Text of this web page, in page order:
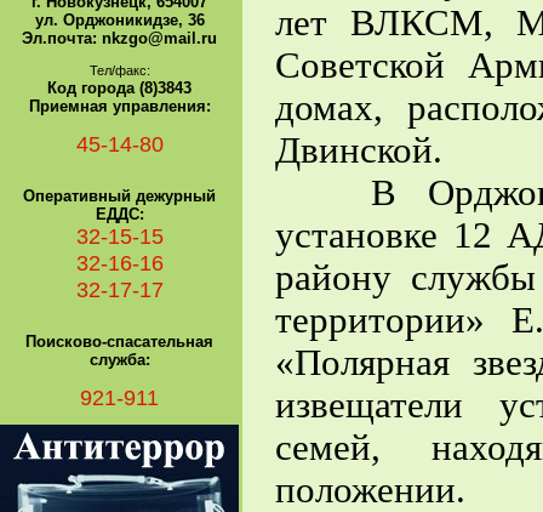
лет ВЛКСМ, М.
Советской
домах,
Двинской.
В
установке 12
району
территории»
«Полярная
извещатели
семей,
положении.
ул. Орджоникидзе, 36
Эл.почта: nkzgo@mail.ru
Тел/факс:
Код города (8)3843
Приемная управления:
45-14-80
Оперативный дежурный
ЕДДС:
32-15-15
32-16-16
32-17-17
Поисково-спасательная
служба:
921-911